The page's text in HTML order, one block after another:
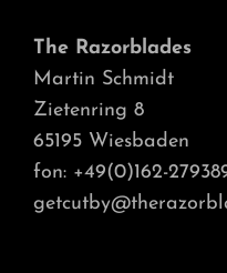
The Razorblades
Martin Schmidt
Zietenring 8
65195 Wiesbaden
fon: +49(0)162-